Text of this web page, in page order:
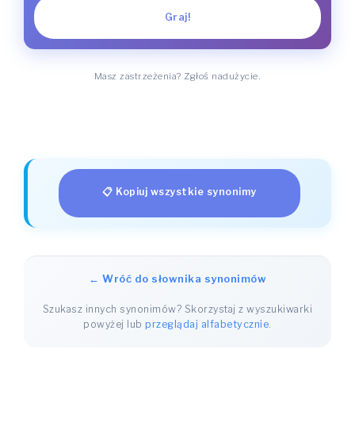
Graj!
Masz zastrzeżenia? Zgłoś nadużycie.
📋 Kopiuj wszystkie synonimy
← Wróć do słownika synonimów
Szukasz innych synonimów? Skorzystaj z wyszukiwarki
powyżej lubprzeglądaj alfabetycznie